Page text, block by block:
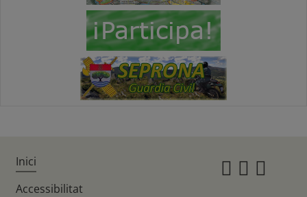
Inici
Accessibilitat